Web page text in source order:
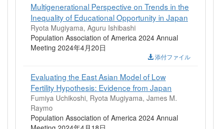
Multigenerational Perspective on Trends in the
Inequality of Educational Opportunity in Japan
Ryota Mugiyama, Aguru Ishibashi
Population Association of America 2024 Annual
Meeting 2024年4月20日
添付ファイル
Evaluating the East Asian Model of Low
Fertility Hypothesis: Evidence from Japan
Fumiya Uchikoshi, Ryota Mugiyama, James M.
Raymo
Population Association of America 2024 Annual